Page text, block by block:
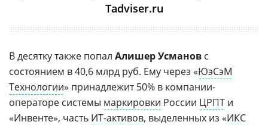
Tadviser.ru
В десятку также попал Алишер Усманов с
состоянием в 40,6 млрд руб. Ему через «ЮэСэМ
Технологии» принадлежит 50% в компании-
операторе системы маркировки России ЦРПТ и
«Инвенте», часть ИТ-активов, выделенных из «ИКС